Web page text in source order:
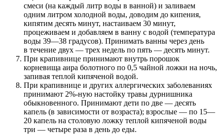
смеси (на каждый литр воды в ванной) и заливаем
одним литром холодной воды, доводим до кипения,
кипятим десять минут, настаиваем 30 минут,
процеживаем и добавляем в ванну с водой (температура
воды 39—38 градусов). Принимать ванны через день
в течение двух — трех недель по пять — десять минут.
При крапивнице принимают внутрь порошок
корневища аира болотного по 0,5 чайной ложки на ночь,
запивая теплой кипяченой водой.
При крапивнице и других аллергических заболеваниях
принимают 2%-ную настойку травы дурнишника
обыкновенного. Принимают дети по две — десять
капель (в зависимости от возраста); взрослые — по 15—
20 капель на столовую ложку теплой кипяченой воды
три — четыре раза в день до еды.